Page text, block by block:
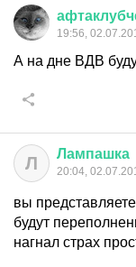
19:56,
А на дне ВДВ
Л Лампашка
20:04,
вы
будут
нагнал страх